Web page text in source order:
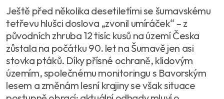
Ještě před několika desetiletími se šumavskému
tetřevu hlušci doslova „zvonil umíráček“ – z
původních zhruba 12 tisíc kusů na území Česka
zůstala na počátku 90. let na Šumavě jen asi
stovka ptáků. Díky přísné ochraně, klidovým
územím, společnému monitoringu s Bavorským
lesem a změnám lesní krajiny se však situace